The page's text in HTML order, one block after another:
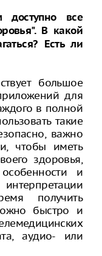
все
В какой
Есть ли
большое
для
в полной
такие
важно
чтобы иметь
здоровья,
и
получить
быстро и
аудио- или